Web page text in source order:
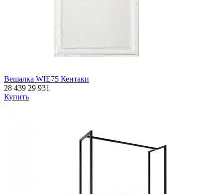
Вешалка WIE75 Кентаки
28 439 29 931
Купить